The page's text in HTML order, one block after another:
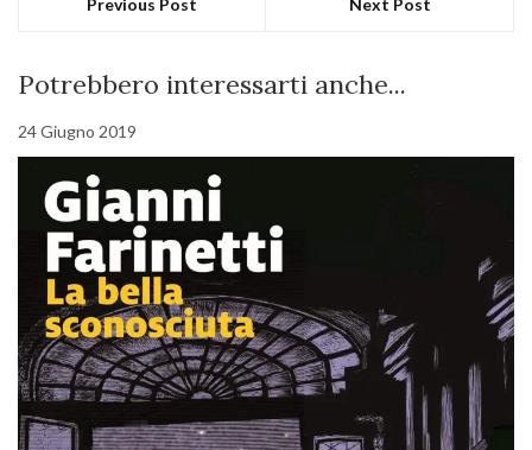
Previous Post Next Post
Potrebbero interessarti anche...
24 Giugno 2019